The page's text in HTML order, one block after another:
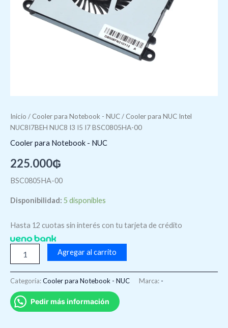
Inicio / Cooler para Notebook - NUC/ Cooler para NUC Intel
NUC8I7BEH NUC8 I3 I5 I7 BSC0805HA-00
Cooler para Notebook - NUC
225.000₲
BSC0805HA-00
Disponibilidad: 5 disponibles
Hasta 12 cuotas sin interés con tu tarjeta de crédito
cantidad
Agregar al carrito
Categoría:Cooler para Notebook - NUC Marca: -
Pedir más información